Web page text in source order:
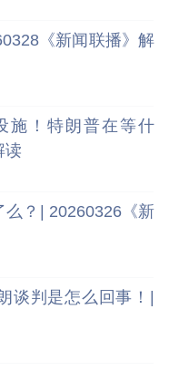
《新闻联播》解
施！特朗普在等什
读
么？| 20260326《新
谈判是怎么回事！|